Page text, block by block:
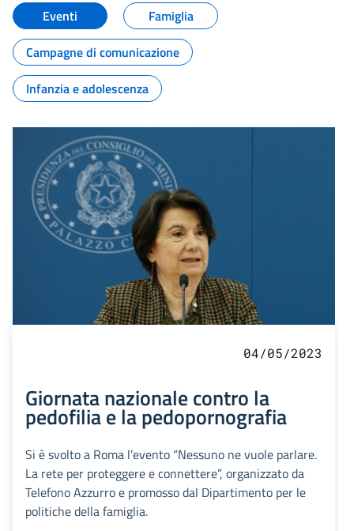
Eventi
Famiglia
Campagne di comunicazione
Infanzia e adolescenza
04/05/2023
Giornata nazionale contro la
pedofilia e la pedopornografia
Si è svolto a Roma l’evento “Nessuno ne vuole parlare.
La rete per proteggere e connettere”, organizzato da
Telefono Azzurro e promosso dal Dipartimento per le
politiche della famiglia.